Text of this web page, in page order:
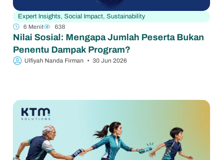
Expert Insights, Social Impact, Sustainability
6 Menit
638
Nilai Sosial: Mengapa Jumlah Peserta Bukan
Penentu Dampak Program?
Ulfiyah Nanda Firman • 30 Jun 2026